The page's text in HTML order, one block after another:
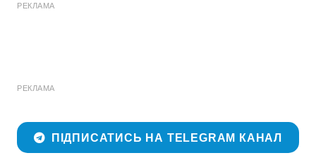
РЕКЛАМА
РЕКЛАМА
ПІДПИСАТИСЬ НА TELEGRAM КАНАЛ